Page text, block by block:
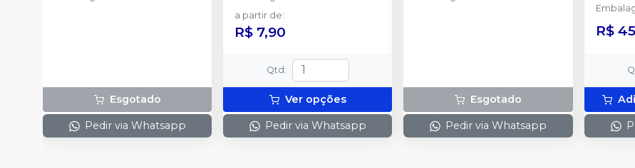
Esgotado
Pedir via Whatsapp
a partir de:
R$ 7,90
Qtd :
Ver opções
Pedir via Whatsapp
Esgotado
Pedir via Whatsapp
R$